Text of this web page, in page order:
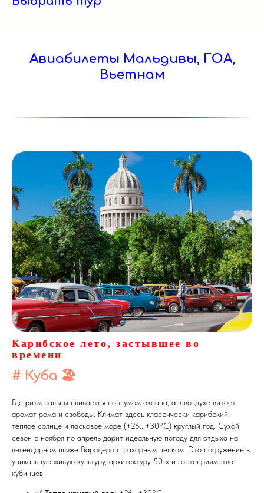
Авиабилеты Мальдивы, ГОА,
Вьетнам
Карибское лето, застывшее во
времени
# Куба 🏖️
Где ритм сальсы сливается со шумом океана, а в воздухе витает
аромат рома и свободы. Климат здесь классически карибский:
теплое солнце и ласковое море (+26...+30°C) круглый год. Сухой
сезон с ноября по апрель дарит идеальную погоду для отдыха на
легендарном пляже Варадеро с сахарным песком. Это погружение в
уникальную живую культуру, архитектуру 50-х и гостеприимство
кубинцев.